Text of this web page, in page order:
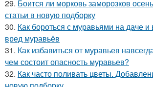
29. Боится ли морковь заморозков
статьи в новую подборку
30. Как бороться с муравьями на даче и
вред муравьёв
31. Как избавиться от муравьев
чем состоит опасность муравьев?
32. Как часто поливать цветы.